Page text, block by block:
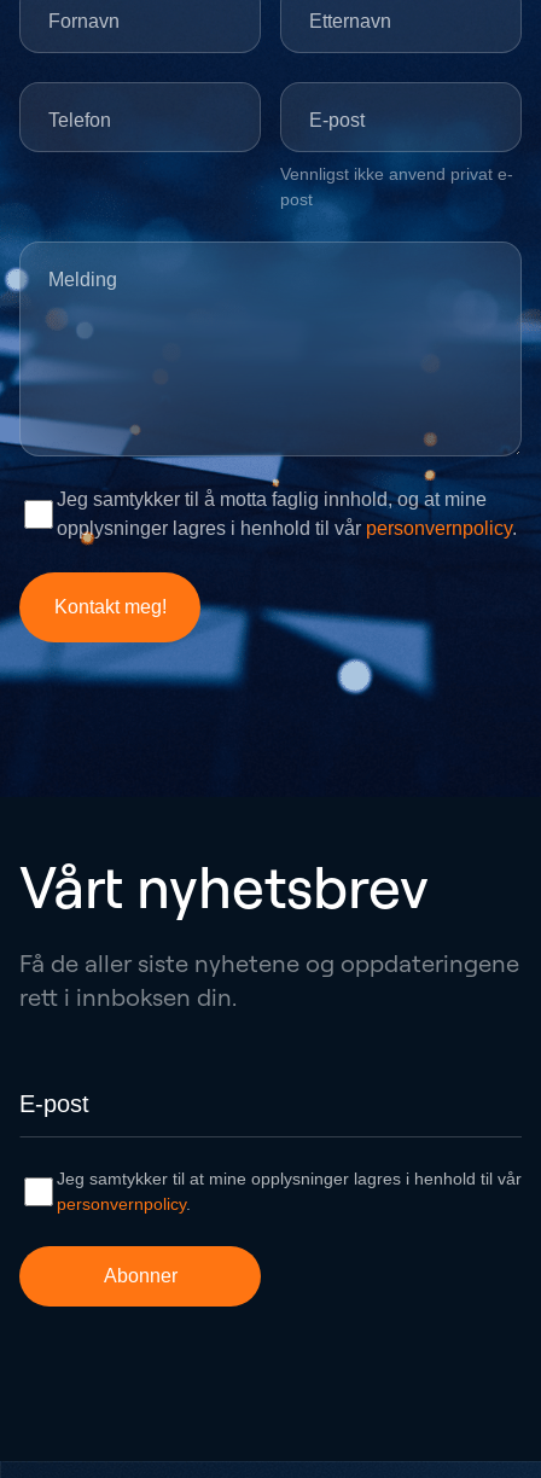
Vårt nyhetsbrev
Få de aller siste nyhetene og oppdateringene
rett i innboksen din.